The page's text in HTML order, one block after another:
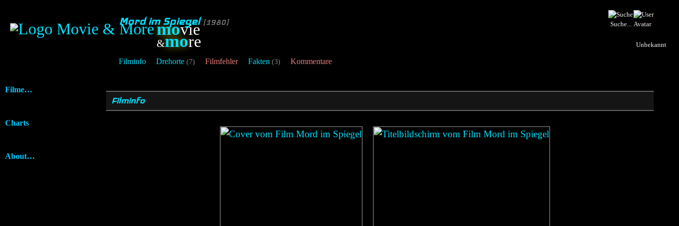
movie
&more
Suche...
Unbekannt
Mord im Spiegel [1980]
Filminfo Drehorte (7) Filmfehler Fakten (3) Kommentare
Filme…
Charts
About…
Filminfo